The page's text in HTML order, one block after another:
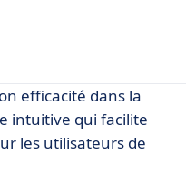
efficacité dans la
intuitive qui facilite
les utilisateurs de